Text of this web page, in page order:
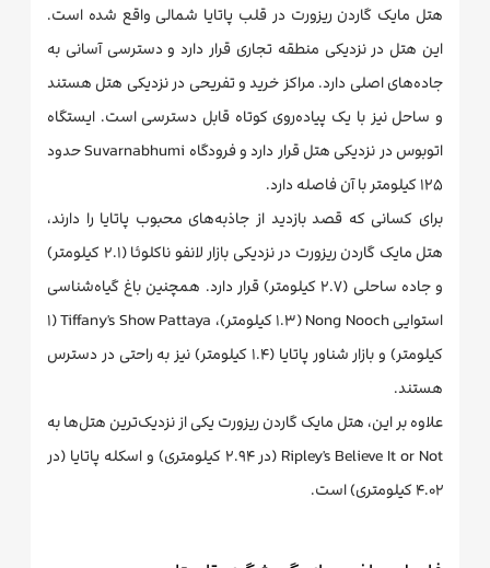
هتل مایک گاردن ریزورت در قلب پاتایا شمالی واقع شده است.
این هتل در نزدیکی منطقه تجاری قرار دارد و دسترسی آسانی به
جاده‌های اصلی دارد. مراکز خرید و تفریحی در نزدیکی هتل هستند
و ساحل نیز با یک پیاده‌روی کوتاه قابل دسترسی است. ایستگاه
اتوبوس در نزدیکی هتل قرار دارد و فرودگاه Suvarnabhumi حدود
۱۲۵ کیلومتر با آن فاصله دارد.
برای کسانی که قصد بازدید از جاذبه‌های محبوب پاتایا را دارند،
هتل مایک گاردن ریزورت در نزدیکی بازار لانفو ناکلوئا (۲.۱ کیلومتر)
و جاده ساحلی (۲.۷ کیلومتر) قرار دارد. همچنین باغ گیاه‌شناسی
استوایی Nong Nooch (۱.۳ کیلومتر)، Tiffany's Show Pattaya (۱
کیلومتر) و بازار شناور پاتایا (۱.۴ کیلومتر) نیز به راحتی در دسترس
هستند.
علاوه بر این، هتل مایک گاردن ریزورت یکی از نزدیک‌ترین هتل‌ها به
Ripley's Believe It or Not (در ۲.۹۴ کیلومتری) و اسکله پاتایا (در
۴.۰۲ کیلومتری) است.